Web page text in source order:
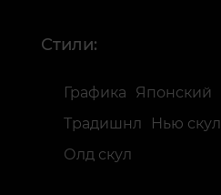
Стили:
Графика Японский
Традишнл
Нью скул
Олд скул